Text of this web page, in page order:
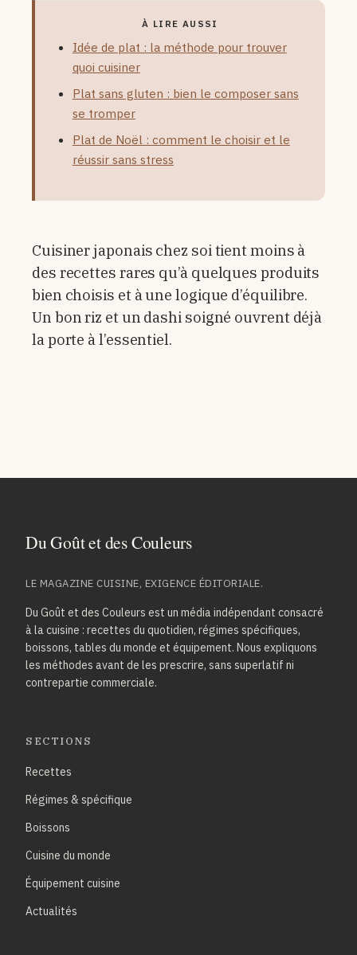
À LIRE AUSSI
Idée de plat : la méthode pour trouver
quoi cuisiner
Plat sans gluten : bien le composer sans
se tromper
Plat de Noël : comment le choisir et le
réussir sans stress
Cuisiner japonais chez soi tient moins à
des recettes rares qu’à quelques produits
bien choisis et à une logique d’équilibre.
Un bon riz et un dashi soigné ouvrent déjà
la porte à l’essentiel.
LE MAGAZINE CUISINE, EXIGENCE ÉDITORIALE.
Du Goût et des Couleurs est un média indépendant consacré
à la cuisine : recettes du quotidien, régimes spécifiques,
boissons, tables du monde et équipement. Nous expliquons
les méthodes avant de les prescrire, sans superlatif ni
contrepartie commerciale.
SECTIONS
Recettes
Régimes & spécifique
Boissons
Cuisine du monde
Équipement cuisine
Actualités